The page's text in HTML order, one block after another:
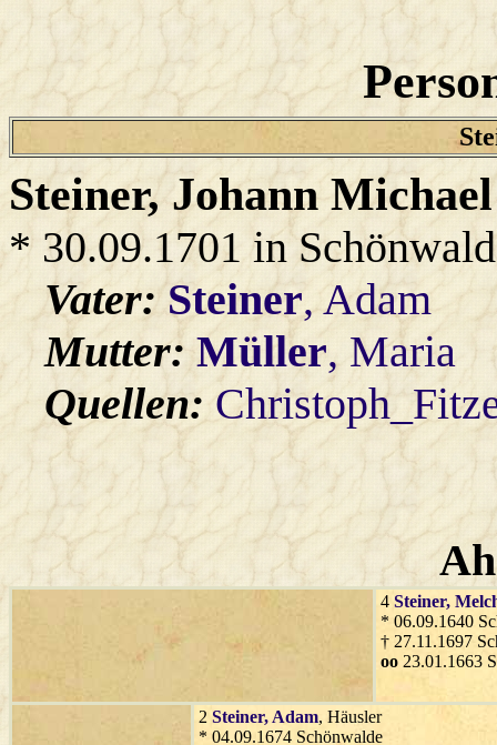
Steiner, Johann Michael
* 30.09.1701 in
Vater:Steiner, Adam
Mutter:Müller, Maria
Quellen:
4 Steiner,
* 06.09.1640
† 27.11.1697
oo 23.01.1663
2 Steiner, Adam, Häusler
* 04.09.1674 Schönwalde